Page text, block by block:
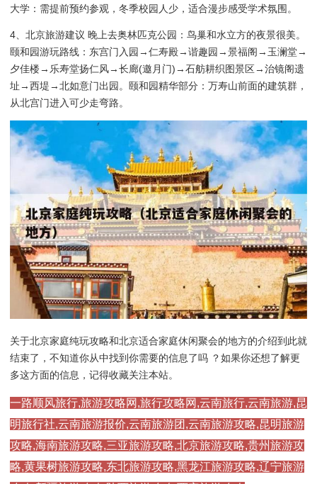
大学：需提前预约参观，冬季校园人少，适合漫步感受学术氛围。
4、北京旅游建议 晚上去奥林匹克公园：鸟巢和水立方的夜景很美。
颐和园游玩路线：东宫门入园→仁寿殿→谐趣园→景福阁→玉澜堂→
夕佳楼→乐寿堂扬仁风→长廊(邀月门)→石舫耕织图景区→治镜阁遗
址→西堤→北如意门出园。颐和园精华部分：万寿山前面的建筑群，
从北宫门进入可少走弯路。
关于北京家庭纯玩攻略和北京适合家庭休闲聚会的地方的介绍到此就
结束了，不知道你从中找到你需要的信息了吗 ？如果你还想了解更
多这方面的信息，记得收藏关注本站。
一路顺风旅行,旅游攻略网,旅行攻略网,云南旅行,云南旅游,昆
明旅行社,云南旅游报价,云南旅游团,云南旅游攻略,昆明旅游
攻略,海南旅游攻略,三亚旅游攻略,北京旅游攻略,贵州旅游攻
略,黄果树旅游攻略,东北旅游攻略,黑龙江旅游攻略,辽宁旅游